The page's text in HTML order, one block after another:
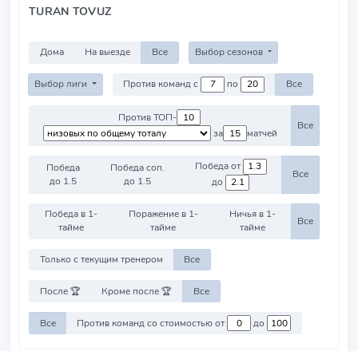
TURAN TOVUZ
Дома На выезде Все Выбор сезонов
Выбор лиги Против команд с по Все
Против ТОП-
за
матчей
Все
Победа
до 1.5
Победа соп.
до 1.5
Победа от
до
Все
Победа в 1-
тайме
Поражение в 1-
тайме
Ничья в 1-
тайме
Все
Только с текущим тренером Все
После 🏆 Кроме после 🏆 Все
Все Против команд со стоимостью от до